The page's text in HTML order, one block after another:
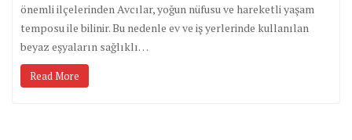
önemli ilçelerinden Avcılar, yoğun nüfusu ve hareketli yaşam
temposu ile bilinir. Bu nedenle ev ve iş yerlerinde kullanılan
beyaz eşyaların sağlıklı…
Read More